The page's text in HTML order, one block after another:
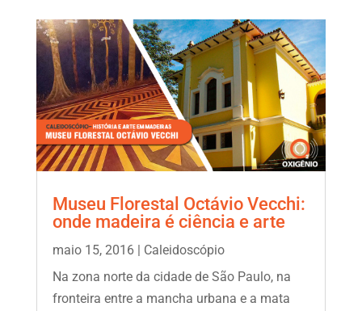
Museu Florestal Octávio Vecchi:
onde madeira é ciência e arte
maio 15, 2016| Caleidoscópio
Na zona norte da cidade de São Paulo, na
fronteira entre a mancha urbana e a mata